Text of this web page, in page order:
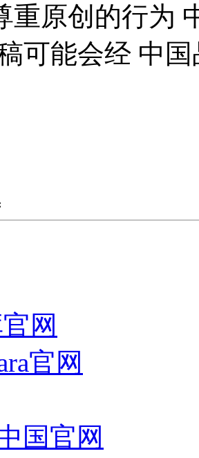
重原创的行为
可能会经 中
网
官网
国官网